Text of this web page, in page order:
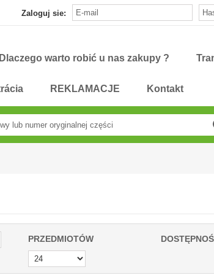
Zaloguj sie:
Dlaczego warto robić u nas zakupy ?
REKLAMACJE Kontakt
PRZEDMIOTÓW